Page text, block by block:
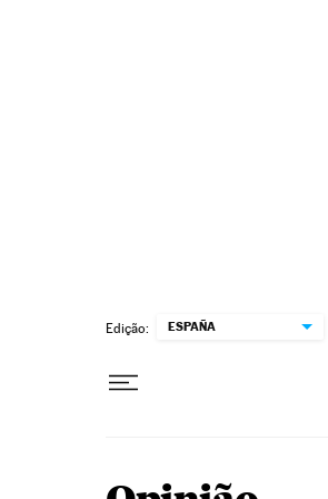
Edição: ESPAÑA